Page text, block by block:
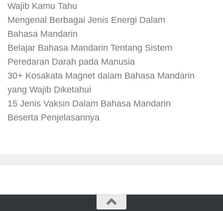
Wajib Kamu Tahu
Mengenal Berbagai Jenis Energi Dalam
Bahasa Mandarin
Belajar Bahasa Mandarin Tentang Sistem
Peredaran Darah pada Manusia
30+ Kosakata Magnet dalam Bahasa Mandarin
yang Wajib Diketahui
15 Jenis Vaksin Dalam Bahasa Mandarin
Beserta Penjelasannya